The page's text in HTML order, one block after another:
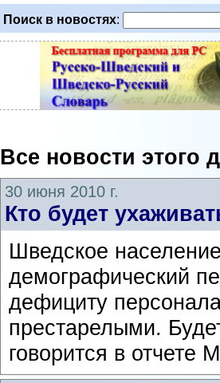
Поиск в новостях:
Все новости этого
30 июня 2010 г.
Кто будет
Шведское
демографический
дефициту
престарелыми.
говорится в отчете